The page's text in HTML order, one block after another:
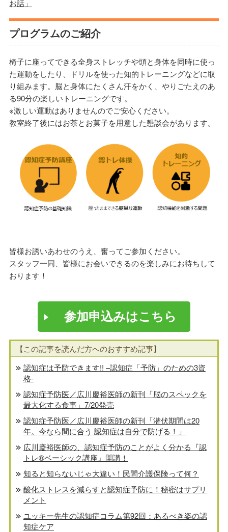
お話」
プログラムのご紹介
椅子に座ってできる全身ストレッチや頭と身体を同時に使っ
た運動をしたり、ドリルを使った知的トレーニングなどに取
り組みます。脳と身体にたくさん汗をかく、やりごたえのあ
る90分の楽しいトレーニングです。
※激しい運動はありませんのでご安心ください。
教室終了後にはお茶とお菓子を用意した懇談会があります。
皆様お誘いあわせのうえ、奮ってご参加ください。
スタッフ一同、皆様にお会いできるのを楽しみにお待ちして
おります！
参加申込みはこちら
【この記事を読んだ方へのおすすめ記事】
認知症は予防できます!! –認知症「予防」のための3資
格-
認知症予防医／広川慶裕医師の新刊「脳のスペックを
最大化する食事」7/20発売
認知症予防医／広川慶裕医師の新刊「潜伏期間は20
年。今なら間に合う 認知症は自分で防げる！」
広川慶裕医師の、認知症予防のことがよく分かる『認
トレ®️ベーシック講座』開講！
知ると知らないじゃ大違い！民間介護保険って何？
酸化ストレスを減らすと認知症予防に！秘密はサプリ
メント
ユッキー先生の認知症コラム第92回：あるべき姿の認
知症ケア